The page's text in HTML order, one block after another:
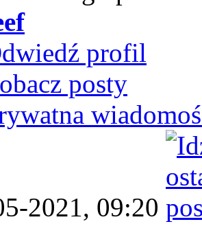
profil
posty
2021, 09:20